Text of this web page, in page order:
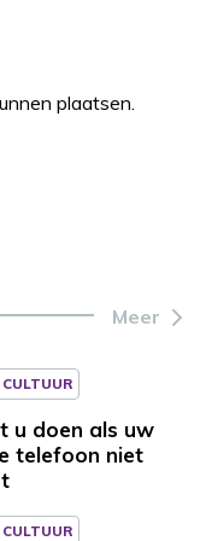
plaatsen.
Meer
u doen als uw
telefoon niet